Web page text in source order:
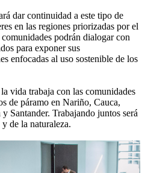
dar continuidad a este tipo de
en las regiones priorizadas por el
podrán dialogar con
para exponer sus
enfocadas al uso sostenible de los
vida trabaja con las comunidades
de páramo en Nariño, Cauca,
Santander. Trabajando juntos será
de la naturaleza.